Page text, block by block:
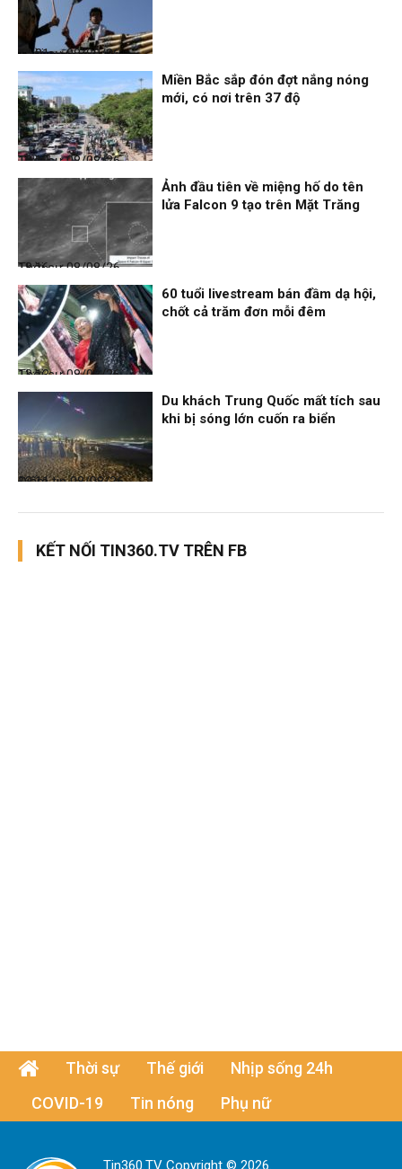
Thời sự
08/08/26, 18:21
Thời sự
08/08/26, 18:19
Miền Bắc sắp đón đợt nắng nóng
mới, có nơi trên 37 độ
Thời sự
08/08/26, 18:16
Ảnh đầu tiên về miệng hố do tên
lửa Falcon 9 tạo trên Mặt Trăng
Thời sự
08/08/26, 13:13
60 tuổi livestream bán đầm dạ hội,
chốt cả trăm đơn mỗi đêm
Điểm tin
08/08/26, 13:11
Du khách Trung Quốc mất tích sau
khi bị sóng lớn cuốn ra biển
KẾT NỐI TIN360.TV TRÊN FB
Thời sự Thế giới
Nhịp sống 24h
COVID-19
Tin nóng Phụ nữ
Tin360.TV Copyright © 2026.